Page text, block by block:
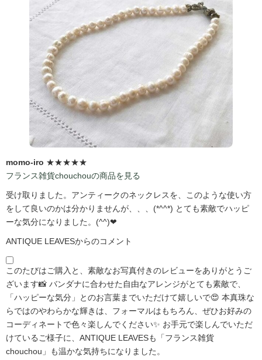
momo-iro ★★★★★
フランス雑貨chouchouの商品を見る
受け取りました。アンティークのネックレスを、このような使い方
をして良いのかは分かりませんが、、、(*^^*) とても素敵でハッピ
ーな気分になりました。(^^)❤
ANTIQUE LEAVESからのコメント
このたびはご購入と、素敵なお写真付きのレビューをありがとうご
ざいます📸 バンダナに合わせた自由なアレンジがとても素敵で、
「ハッピーな気分」とのお言葉までいただけて嬉しいで😍 本真珠な
らではのやわらかな輝きは、フォーマルはもちろん、ぜひお好みの
コーディネートで色々楽しんでください✨ お手元で楽しんでいただ
けているご様子に、ANTIQUE LEAVESも「フランス雑貨
chouchou」も温かな気持ちになりました。